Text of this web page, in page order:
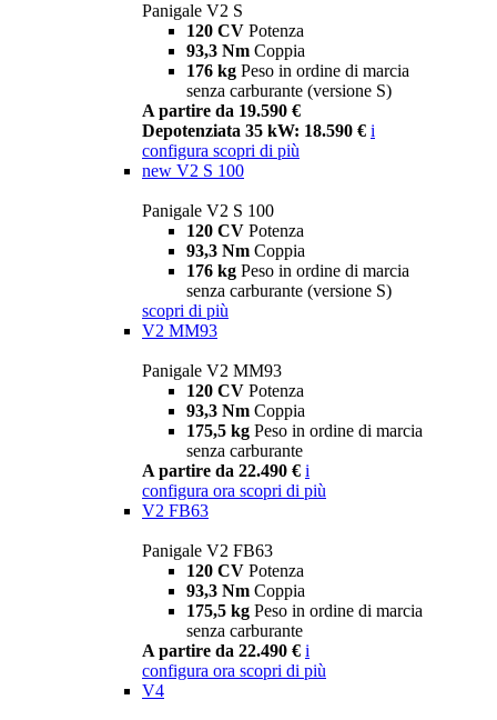
Panigale V2 S
120 CV Potenza
93,3 Nm Coppia
176 kg Peso in ordine di marcia
senza carburante (versione S)
A partire da 19.590 €
Depotenziata 35 kW: 18.590 € i
configura scopri di più
new V2 S 100
Panigale V2 S 100
120 CV Potenza
93,3 Nm Coppia
176 kg Peso in ordine di marcia
senza carburante (versione S)
scopri di più
V2 MM93
Panigale V2 MM93
120 CV Potenza
93,3 Nm Coppia
175,5 kg Peso in ordine di marcia
senza carburante
A partire da 22.490 € i
configura ora scopri di più
V2 FB63
Panigale V2 FB63
120 CV Potenza
93,3 Nm Coppia
175,5 kg Peso in ordine di marcia
senza carburante
A partire da 22.490 € i
configura ora scopri di più
V4